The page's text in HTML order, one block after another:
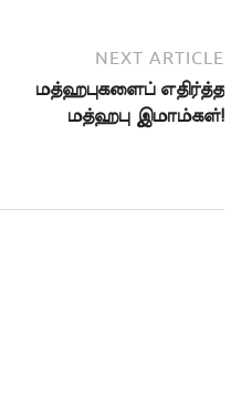
NEXT ARTICLE
மத்ஹபுகளைப் எதிர்த்த
மத்ஹபு இமாம்கள்!